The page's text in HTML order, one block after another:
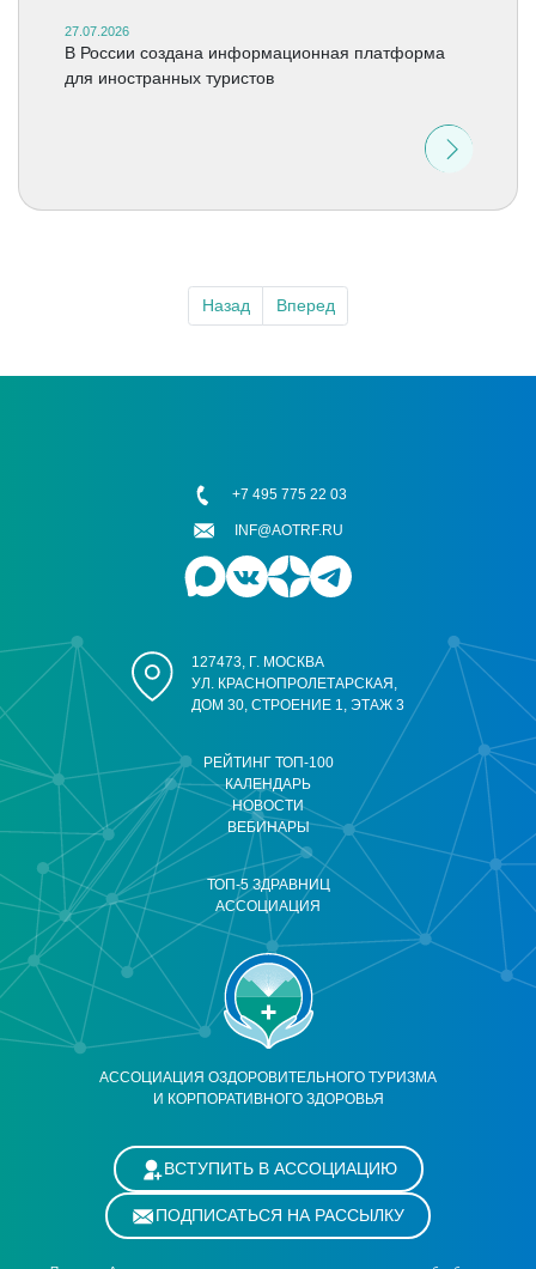
27.07.2026
В России создана информационная платформа
для иностранных туристов
Назад Вперед
АССОЦИАЦИЯ ОЗДОРОВИТЕЛЬНОГО ТУРИЗМА
И КОРПОРАТИВНОГО ЗДОРОВЬЯ
РЕЙТИНГ ТОП-100
КАЛЕНДАРЬ
НОВОСТИ
ВЕБИНАРЫ
ТОП-5 ЗДРАВНИЦ
АССОЦИАЦИЯ
127473, Г. МОСКВА
УЛ. КРАСНОПРОЛЕТАРСКАЯ,
ДОМ 30, СТРОЕНИЕ 1, ЭТАЖ 3
+7 495 775 22 03
INF@AOTRF.RU
ВСТУПИТЬ В АССОЦИАЦИЮ
ПОДПИСАТЬСЯ НА РАССЫЛКУ